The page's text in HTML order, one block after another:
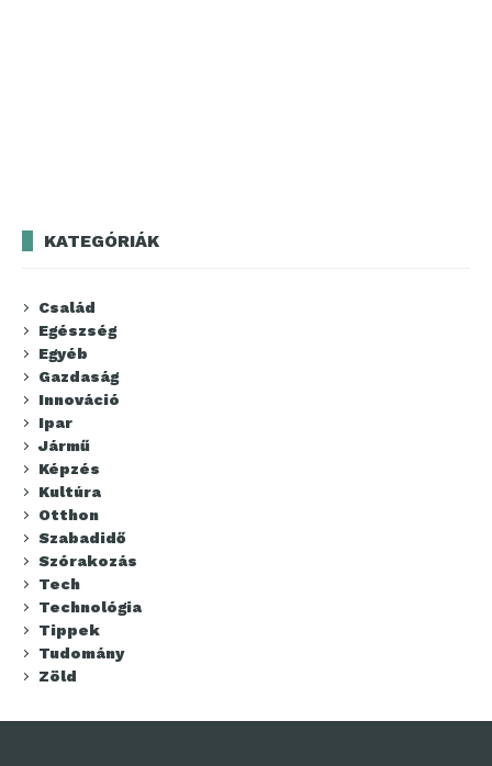
KATEGÓRIÁK
Család
Egészség
Egyéb
Gazdaság
Innováció
Ipar
Jármű
Képzés
Kultúra
Otthon
Szabadidő
Szórakozás
Tech
Technológia
Tippek
Tudomány
Zöld